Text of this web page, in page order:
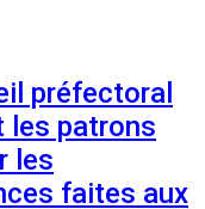
préfectoral
les patrons
les
faites aux